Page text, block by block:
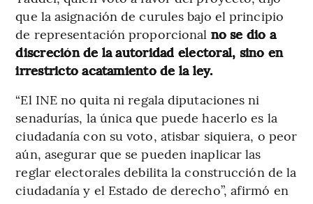
que la asignación de curules bajo el principio
de representación proporcional no se dio a
discreción de la autoridad electoral, sino en
irrestricto acatamiento de la ley.
“El INE no quita ni regala diputaciones ni
senadurías, la única que puede hacerlo es la
ciudadanía con su voto, atisbar siquiera, o peor
aún, asegurar que se pueden inaplicar las
reglar electorales debilita la construcción de la
ciudadanía y el Estado de derecho”, afirmó en